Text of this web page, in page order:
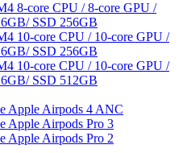
8-core CPU / 8-core GPU /
SSD 256GB
10-core CPU / 10-core GPU /
SSD 256GB
10-core CPU / 10-core GPU /
SSD 512GB
Apple Airpods 4 ANC
Apple Airpods Pro 3
Apple Airpods Pro 2